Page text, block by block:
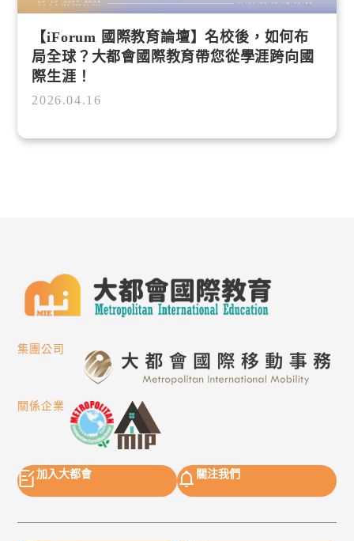
【iForum 國際教育論壇】名校後，如何布
局全球？大都會國際教育帶您從學涯跨向國
際生涯！
2026.04.16
集團公司
關係企業
加入大都會 關注我們